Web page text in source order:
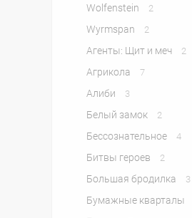
Wolfenstein 2
Wyrmspan 2
Агенты: Щит и меч 2
Агрикола 7
Алиби 3
Белый замок 2
Бессознательное 4
Битвы героев 2
Большая бродилка 3
Бумажные кварталы